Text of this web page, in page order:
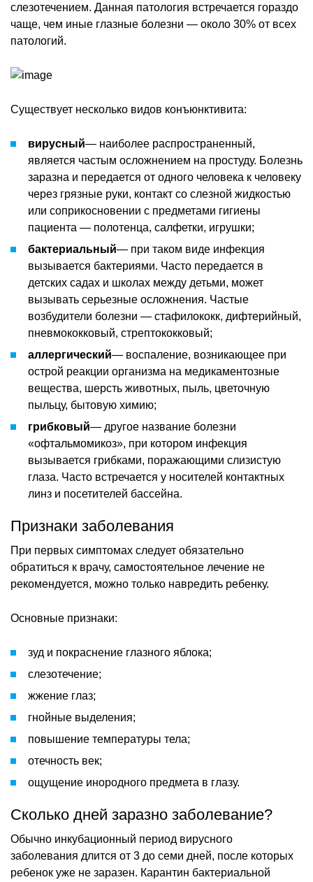
слезотечением. Данная патология встречается гораздо
чаще, чем иные глазные болезни — около 30% от всех
патологий.
Существует несколько видов конъюнктивита:
вирусный— наиболее распространенный,
является частым осложнением на простуду. Болезнь
заразна и передается от одного человека к человеку
через грязные руки, контакт со слезной жидкостью
или соприкосновении с предметами гигиены
пациента — полотенца, салфетки, игрушки;
бактериальный— при таком виде инфекция
вызывается бактериями. Часто передается в
детских садах и школах между детьми, может
вызывать серьезные осложнения. Частые
возбудители болезни — стафилококк, дифтерийный,
пневмококковый, стрептококковый;
аллергический— воспаление, возникающее при
острой реакции организма на медикаментозные
вещества, шерсть животных, пыль, цветочную
пыльцу, бытовую химию;
грибковый— другое название болезни
«офтальмомикоз», при котором инфекция
вызывается грибками, поражающими слизистую
глаза. Часто встречается у носителей контактных
линз и посетителей бассейна.
Признаки заболевания
При первых симптомах следует обязательно
обратиться к врачу, самостоятельное лечение не
рекомендуется, можно только навредить ребенку.
Основные признаки:
зуд и покраснение глазного яблока;
слезотечение;
жжение глаз;
гнойные выделения;
повышение температуры тела;
отечность век;
ощущение инородного предмета в глазу.
Сколько дней заразно заболевание?
Обычно инкубационный период вирусного
заболевания длится от 3 до семи дней, после которых
ребенок уже не заразен. Карантин бактериальной